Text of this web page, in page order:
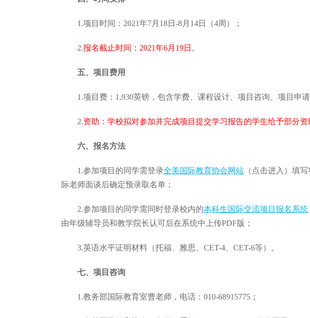
1.项目时间：2021年7月18日-8月14日（4周）；
2.报名截止时间：2021年6月19日 。
五、项目费用
1.项目费：1,930英镑，包含学费、课程设计、项目咨询、项目申
2.资助：学校拟对参加并完成项目提交学习报告的学生给予部分
六、报名方法
1.参加项目的同学需登录全美国际教育协会网站 （点击进入）填
际老师面谈后确定预录取名单；
2.参加项目的同学需同时登录校内的本科生国际交流项目报名系统
由年级辅导员和教学院长认可后在系统中上传PDF版；
3.英语水平证明材料（托福、雅思、CET-4、CET-6等）。
七、项目咨询
1.教务部国际教育室曹老师，电话：010-68915775；